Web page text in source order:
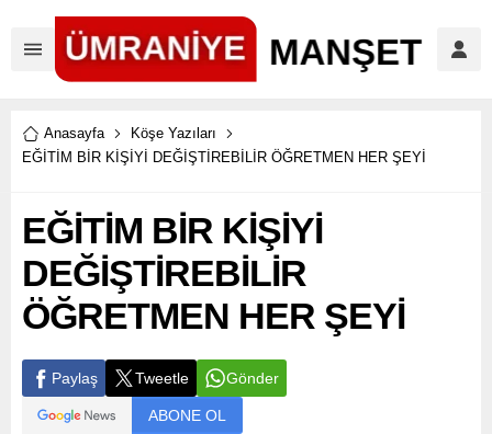
Anasayfa
Köşe Yazıları
EĞİTİM BİR KİŞİYİ DEĞİŞTİREBİLİR ÖĞRETMEN HER ŞEYİ
EĞİTİM BİR KİŞİYİ
DEĞİŞTİREBİLİR
ÖĞRETMEN HER ŞEYİ
Paylaş Tweetle Gönder
ABONE OL